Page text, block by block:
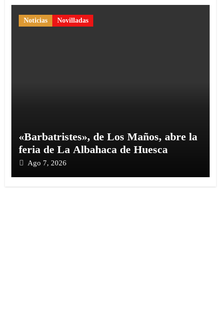
Noticias Novilladas
«Barbatristes», de Los Maños, abre la
feria de La Albahaca de Huesca
Ago 7, 2026